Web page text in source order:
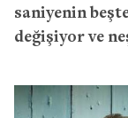
saniyenin
değişiyor ve